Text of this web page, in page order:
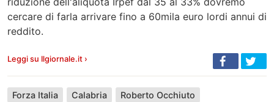
cercare di farla arrivare fino a 60mila euro lordi annui di
reddito.
Leggi su Ilgiornale.it ›
Forza Italia Calabria
Roberto Occhiuto